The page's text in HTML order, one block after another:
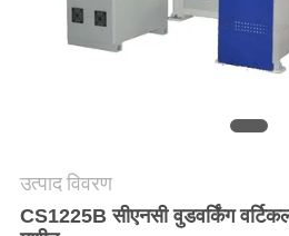
PRIVACY
POLICY
उत्पाद विवरण
CS1225B सीएनसी वुडवर्किंग